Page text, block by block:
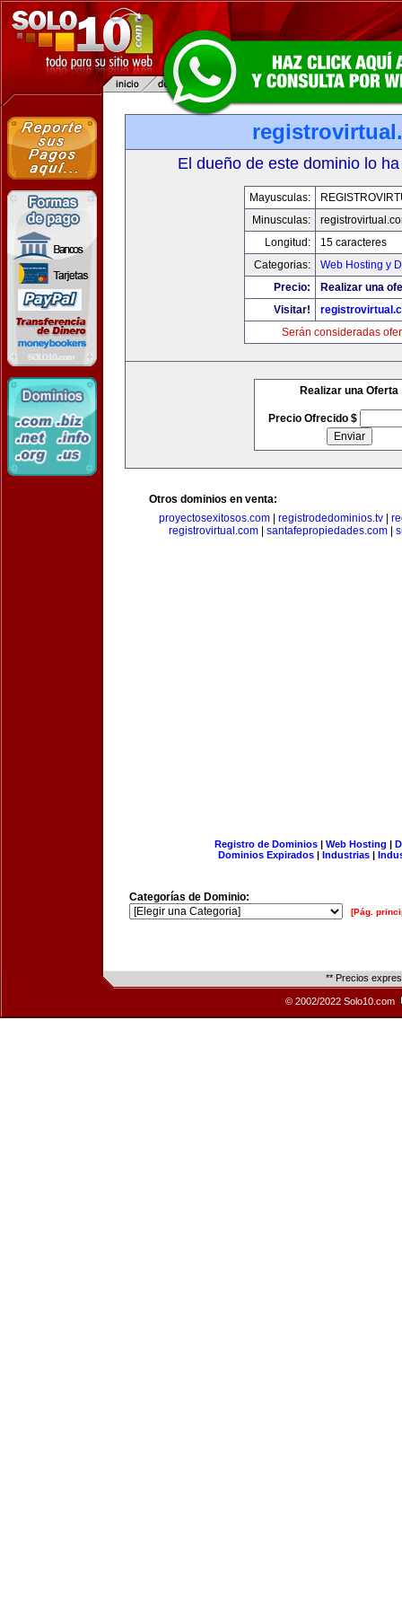
El dueño de este dominio lo
Mayusculas:
Minusculas:
Longitud:
15 caracteres
Categorias:
Web Hosting y
Precio:
Realizar una
Visitar!
Serán consideradas
Realizar una Oferta
Precio Ofrecido $
Otros dominios en venta:
proyectosexitosos.com
registrodedominios.tv
registrovirtual.com
santafepropiedades.com
Registro de Dominios| Web Hosting |
Dominios Expirados | Industrias |
Categorías de Dominio:
[Pág.
** Precios
© 2002/2022 Solo10.com